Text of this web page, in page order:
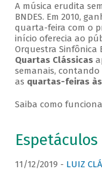
A música erudita
BNDES. Em 2010,
quarta-feira com o
início oferecia ao
Orquestra Sinfônica
Quartas Clássicas
semanais, contando
as quartas-feiras às
Saiba como
11/12/2019 - LUIZ